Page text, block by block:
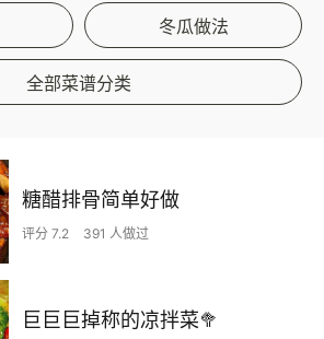
冬瓜做法
全部菜谱分类
糖醋排骨简单好做
评分 7.2 391 人做过
巨巨巨掉称的凉拌菜🥦